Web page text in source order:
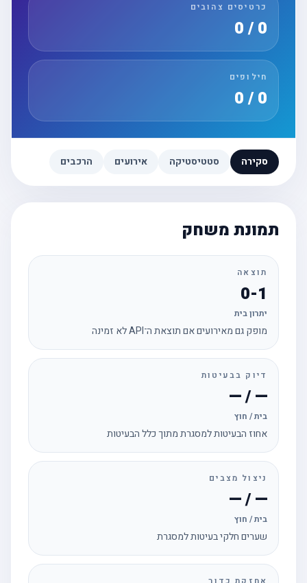
כרטיסים צהובים
חילופים
סקירה סטטיסטיקה אירועים הרכבים
תמונת משחק
תוצאה
0-1
יתרון בית
מופק גם מאירועים אם תוצאת ה־API לא זמינה
דיוק בבעיטות
— / —
בית / חוץ
אחוז הבעיטות למסגרת מתוך כלל הבעיטות
ניצול מצבים
— / —
בית / חוץ
שערים חלקי בעיטות למסגרת